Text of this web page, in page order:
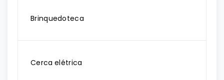
Brinquedoteca
Cerca elétrica